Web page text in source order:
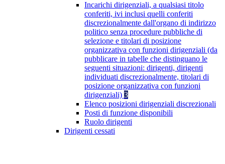
Incarichi dirigenziali, a qualsiasi titolo
conferiti, ivi inclusi quelli conferiti
discrezionalmente dall'organo di indirizzo
politico senza procedure pubbliche di
selezione e titolari di posizione
organizzativa con funzioni dirigenziali (da
pubblicare in tabelle che distinguano le
seguenti situazioni: dirigenti, dirigenti
individuati discrezionalmente, titolari di
posizione organizzativa con funzioni
dirigenziali) 3
Elenco posizioni dirigenziali discrezionali
Posti di funzione disponibili
Ruolo dirigenti
Dirigenti cessati